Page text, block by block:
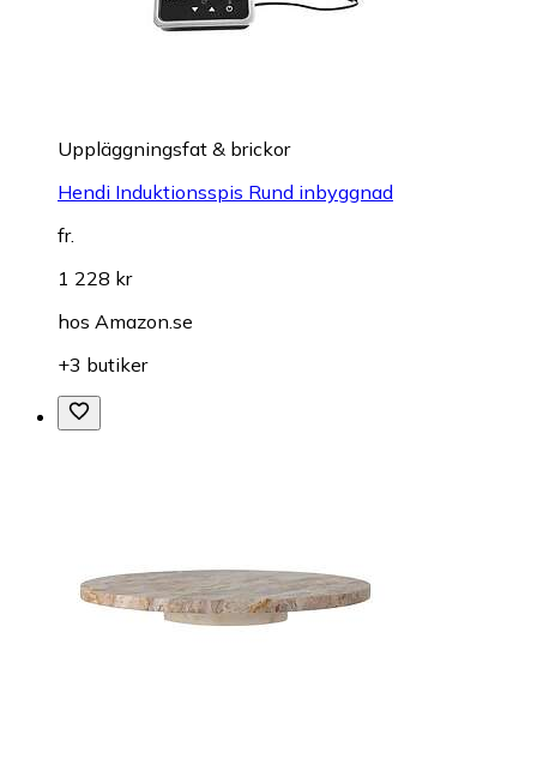
Uppläggningsfat & brickor
Hendi Induktionsspis Rund inbyggnad
fr.
1 228 kr
hos Amazon.se
+3 butiker